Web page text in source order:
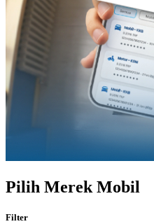
Pilih Merek Mobil
Filter